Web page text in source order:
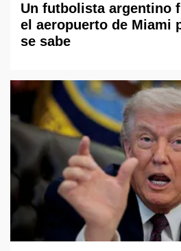
Un futbolista argentino
el aeropuerto de Miami
se sabe